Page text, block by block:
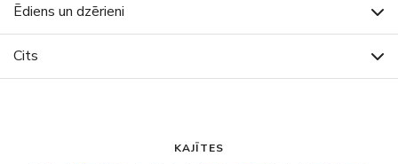
Ēdiens un dzērieni
Cits
KAJĪTES